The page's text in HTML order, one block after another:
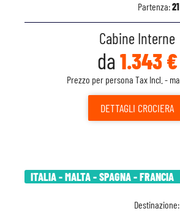
Partenza:
Cabine Interne
da 1.343 €
Prezzo per persona Tax Incl. -
DETTAGLI CROCIERA
ITALIA - MALTA - SPAGNA - FRANCIA
Destinazione: